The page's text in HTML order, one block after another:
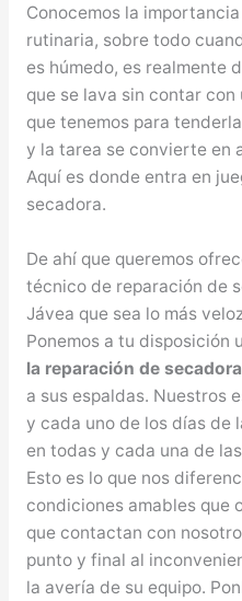
Conocemos la
rutinaria, sobre todo
es húmedo, es realmente
que se lava sin contar
que tenemos para
y la tarea se convierte en
Aquí es donde entra en
secadora.
De ahí que queremos
técnico de reparación de
Jávea que sea lo más
Ponemos a tu disposición
la reparación de
a sus espaldas. Nuestros
y cada uno de los días de
en todas y cada una de
Esto es lo que nos
condiciones amables que
que contactan con
punto y final al
la avería de su equipo.